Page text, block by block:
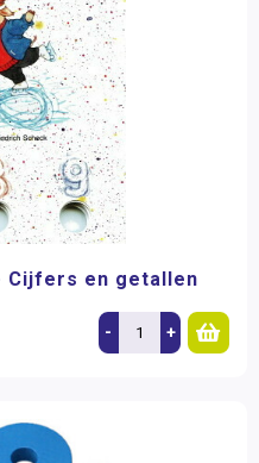
Cijfers en getallen
- +